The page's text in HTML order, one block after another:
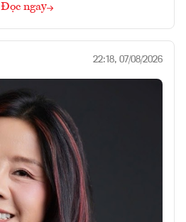
Đọc ngay
22:18, 07/08/2026